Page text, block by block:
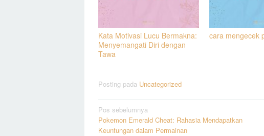
Kata Motivasi Lucu Bermakna:
Menyemangati Diri dengan
Tawa
cara mengecek
Posting pada Uncategorized
Navigasi
pos
Pos sebelumnya
Pokemon Emerald Cheat: Rahasia Mendapatkan
Keuntungan dalam Permainan